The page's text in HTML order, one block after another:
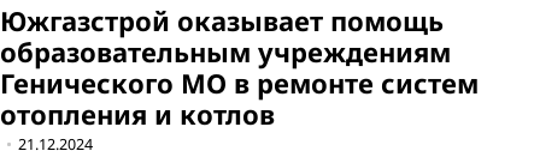
Южгазстрой оказывает помощь
образовательным учреждениям
Генического МО в ремонте систем
отопления и котлов
21.12.2024